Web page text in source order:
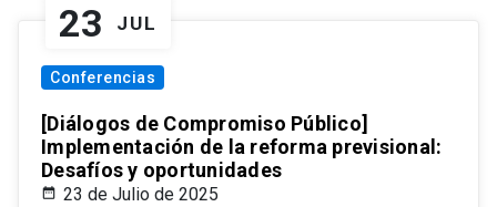
23 JUL
Conferencias
[Diálogos de Compromiso Público]
Implementación de la reforma previsional:
Desafíos y oportunidades
23 de Julio de 2025